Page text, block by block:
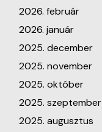
2026. február
2026. január
2025. december
2025. november
2025. október
2025. szeptember
2025. augusztus